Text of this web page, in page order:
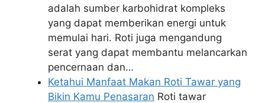
adalah sumber karbohidrat kompleks
yang dapat memberikan energi untuk
memulai hari. Roti juga mengandung
serat yang dapat membantu melancarkan
pencernaan dan…
Ketahui Manfaat Makan Roti Tawar yang
Bikin Kamu Penasaran Roti tawar